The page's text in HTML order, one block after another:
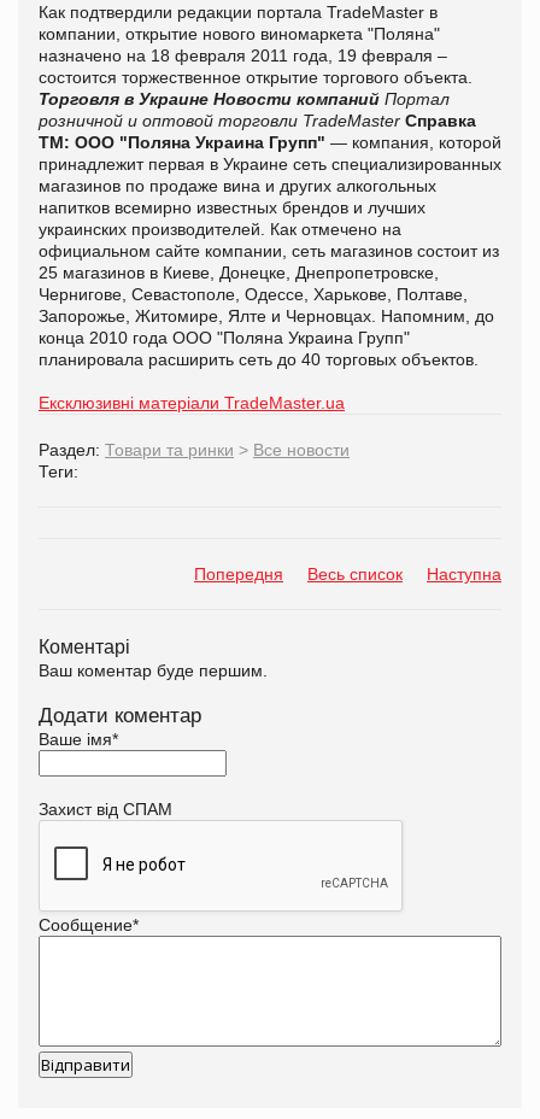
Как подтвердили редакции портала TradeMaster в
компании, открытие нового виномаркета "Поляна"
назначено на 18 февраля 2011 года, 19 февраля –
состоится торжественное открытие торгового объекта.
Торговля в Украине Новости компаний Портал
розничной и оптовой торговли TradeMaster Справка
ТМ: ООО "Поляна Украина Групп" — компания, которой
принадлежит первая в Украине сеть специализированных
магазинов по продаже вина и других алкогольных
напитков всемирно известных брендов и лучших
украинских производителей. Как отмечено на
официальном сайте компании, сеть магазинов состоит из
25 магазинов в Киеве, Донецке, Днепропетровске,
Чернигове, Севастополе, Одессе, Харькове, Полтаве,
Запорожье, Житомире, Ялте и Черновцах. Напомним, до
конца 2010 года ООО "Поляна Украина Групп"
планировала расширить сеть до 40 торговых объектов.
Ексклюзивні матеріали TradeMaster.ua
Раздел: Товари та ринки > Все новости
Теги:
Попередня Весь список Наступна
Коментарі
Ваш коментар буде першим.
Додати коментар
Ваше імя*
Захист від СПАМ
Сообщение*